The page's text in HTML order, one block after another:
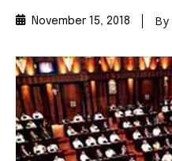
November 15, 2018 By